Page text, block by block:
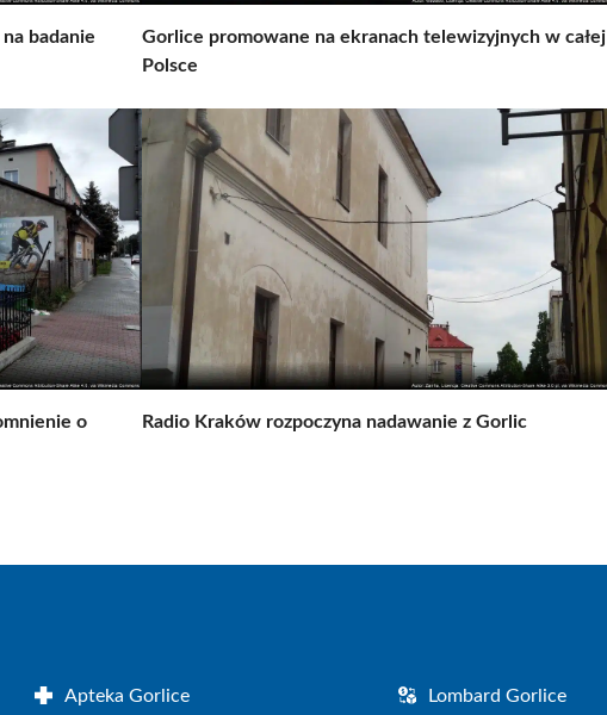
badanie
Gorlice promowane na ekranach telewizyjnych w całej
Polsce
o
Radio Kraków rozpoczyna nadawanie z Gorlic
Apteka Gorlice Lombard Gorlice